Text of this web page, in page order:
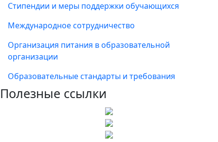
Стипендии и меры поддержки обучающихся
Международное сотрудничество
Организация питания в образовательной
организации
Образовательные стандарты и требования
Полезные ссылки